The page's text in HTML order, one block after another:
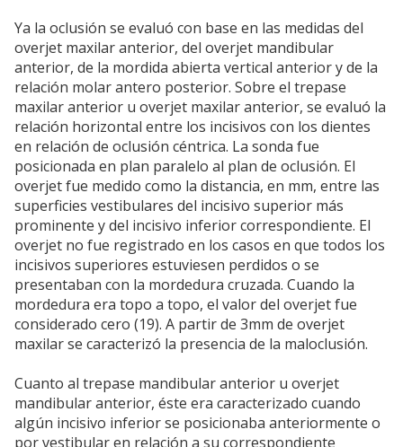
Ya la oclusión se evaluó con base en las medidas del
overjet maxilar anterior, del overjet mandibular
anterior, de la mordida abierta vertical anterior y de la
relación molar antero posterior. Sobre el trepase
maxilar anterior u overjet maxilar anterior, se evaluó la
relación horizontal entre los incisivos con los dientes
en relación de oclusión céntrica. La sonda fue
posicionada en plan paralelo al plan de oclusión. El
overjet fue medido como la distancia, en mm, entre las
superficies vestibulares del incisivo superior más
prominente y del incisivo inferior correspondiente. El
overjet no fue registrado en los casos en que todos los
incisivos superiores estuviesen perdidos o se
presentaban con la mordedura cruzada. Cuando la
mordedura era topo a topo, el valor del overjet fue
considerado cero (19). A partir de 3mm de overjet
maxilar se caracterizó la presencia de la maloclusión.
Cuanto al trepase mandibular anterior u overjet
mandibular anterior, éste era caracterizado cuando
algún incisivo inferior se posicionaba anteriormente o
por vestibular en relación a su correspondiente